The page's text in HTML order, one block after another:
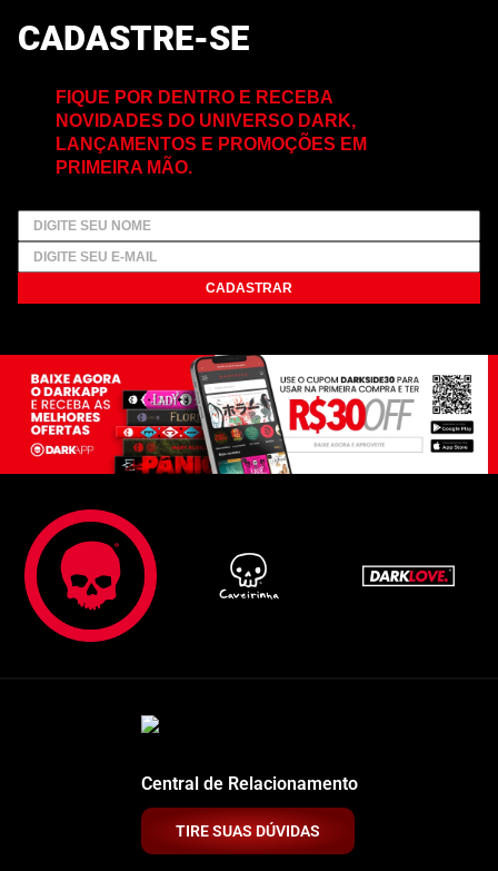
CADASTRE-SE
FIQUE POR DENTRO E RECEBA
NOVIDADES DO UNIVERSO DARK,
LANÇAMENTOS E PROMOÇÕES EM
PRIMEIRA MÃO.
CADASTRAR
Central de Relacionamento
TIRE SUAS DÚVIDAS